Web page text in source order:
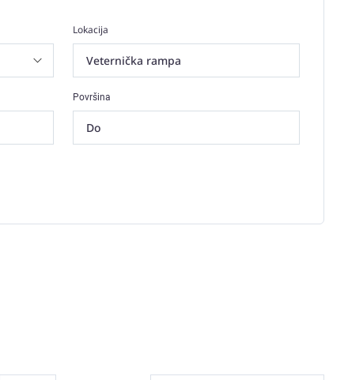
Lokacija
Veternička rampa
Površina